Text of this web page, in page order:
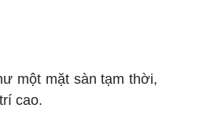
một mặt sàn tạm thời,
cao.